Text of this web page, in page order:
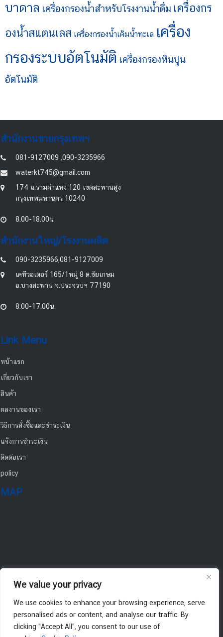
We value your privacy
We use cookies to enhance your browsing experience, serve
personalised ads or content, and analyse our traffic. By
clicking "Accept All", you consent to our use of
บาดาล เครื่องกรองน้ำสำหรับโรงงานน้ำดื่ม เครื่องกร
องน้ำสแตนเลส เครื่องกรองน้ำเค็มน้ำทะเล เครื่อง
กรองระบบอัตโนมัติ เครื่องกรองหินปูน
อัตโนมัติ
สำนักงานขายกรุงเทพฯ
081-9127009 ,090-3235966
waterkt745@gmail.com
174 ถ.รามคำแหง 120 เขตสะพานสูง
กรุงเทพมหานคร 10240
8.00-18.00น
สำนักงานใหญ่/โรงงานผลิต
090-3235966,081-9127009
เคทีวอเตอร์ 165/1หมู่ 8 ต.ชัยเกษม
อ.บางสะพาน จ.ประจวบฯ 77190
8.00-17.00น.
Link Menu
หน้าแรก
เกี่ยวกับเรา
สินค้า
ผลงานของเรา
วิธีการสั่งซื้อและชำระเงิน
แจ้งการชำระเงิน
ติดต่อเรา
policy
MAP